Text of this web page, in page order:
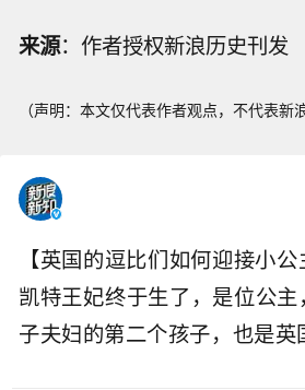
来源：作者授权新浪历史刊发
（声明：本文仅代表作者观点，不代表新
【英国的逗比们如何迎接小
凯特王妃终于生了，是位公
子夫妇的第二个孩子，也是